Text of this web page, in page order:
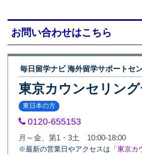
お問い合わせはこちら
毎日留学ナビ 海外留学サポートセ
東京カウンセリン
東日本の方
0120-655153
月～金、第1・3土 10:00-18:00
※最新の営業日やアクセスは 「東京